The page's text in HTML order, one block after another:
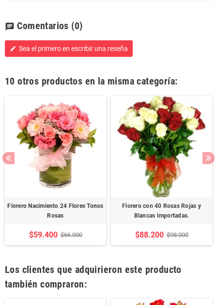
chat Comentarios (0)
edit Sea el primero en escribir una reseña
10 otros productos en la misma categoría:
Florero Nacimiento 24 Flores Tonos
Rosas
$59.400 $66.000
Florero con 40 Rosas Rojas y
Blancas Importadas.
$88.200 $98.000
Los clientes que adquirieron este producto
también compraron: